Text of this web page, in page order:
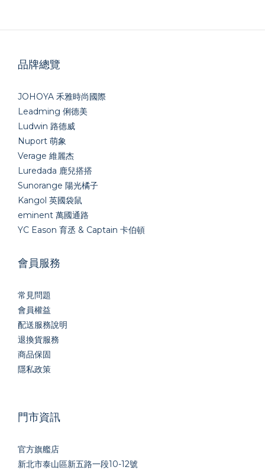
品牌總覽
JOHOYA 禾雅時尚國際
Leadming 俐德美
Ludwin 路德威
Nuport 萌象
Verage 維麗杰
Luredada 鹿兒搭搭
Sunorange 陽光橘子
Kangol 英國袋鼠
eminent 萬國通路
YC Eason 育丞 & Captain 卡伯頓
會員服務
常見問題
會員權益
配送服務說明
退換貨服務
商品保固
隱私政策
門市資訊
官方旗艦店
新北市泰山區新五路一段10-12號